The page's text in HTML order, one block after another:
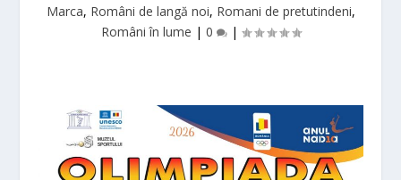
Marca, Români de langă noi, Romani de pretutindeni,
Români în lume | 0 |